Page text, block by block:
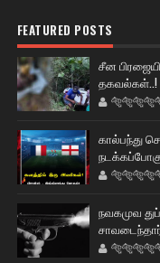
FEATURED POSTS
சீன
தகவல்கள்..!
கால்பந்து
நவகமுவ